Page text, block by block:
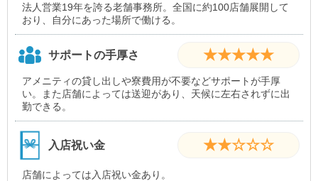
法人営業19年を誇る老舗事務所。全国に約100店舗展開して
おり、自分にあった場所で働ける。
サポートの手厚さ ★★★★★
アメニティの貸し出しや寮費用が不要などサポートが手厚
い。また店舗によっては送迎があり、天候に左右されずに出
勤できる。
入店祝い金 ★★☆☆☆
店舗によっては入店祝い金あり。